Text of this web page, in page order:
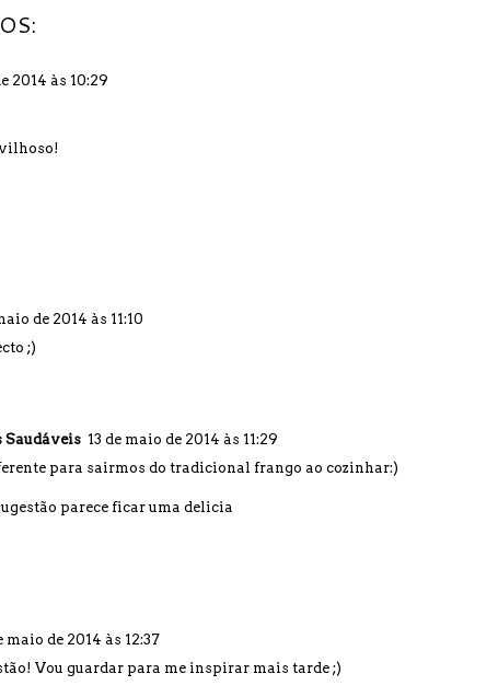
2014 às 10:29
de 2014 às 11:10
;)
Saudáveis 13 de maio de 2014 às 11:29
para sairmos do tradicional frango ao cozinhar:)
parece ficar uma delicia
maio de 2014 às 12:37
Vou guardar para me inspirar mais tarde ;)